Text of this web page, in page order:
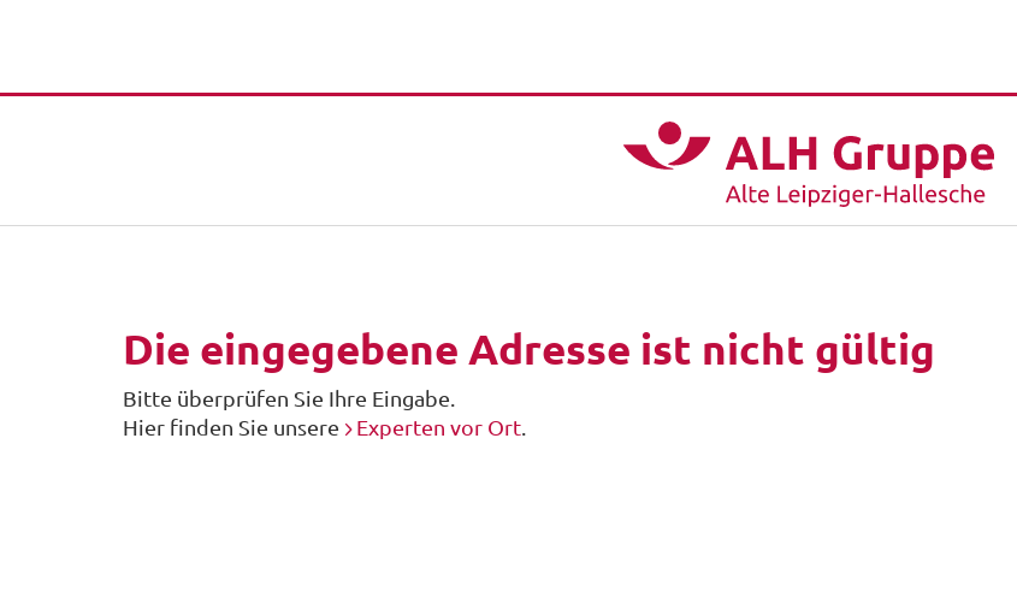
Die eingegebene Adresse ist nicht gültig
Bitte überprüfen Sie Ihre Eingabe.
Hier finden Sie unsere
Experten vor Ort.